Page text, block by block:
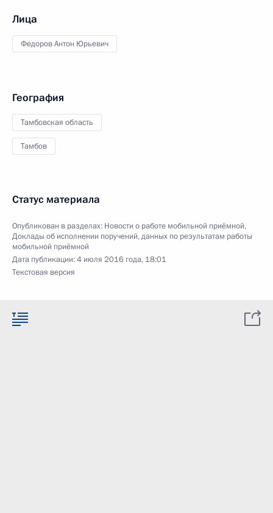
Лица
Федоров Антон Юрьевич
География
Тамбовская область
Тамбов
Статус материала
Опубликован в разделах: Новости о работе мобильной приёмной,
Доклады об исполнении поручений, данных по результатам работы
мобильной приёмной
Дата публикации:4 июля 2016 года, 18:01
Текстовая версия